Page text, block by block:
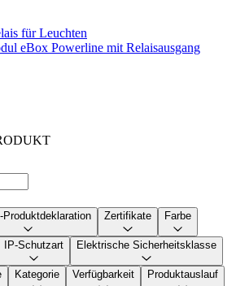
für Leuchten
eBox Powerline mit Relaisausgang
Produktdeklaration Zertifikate Farbe
IP-Schutzart Elektrische Sicherheitsklasse
Kategorie Verfügbarkeit Produktauslauf